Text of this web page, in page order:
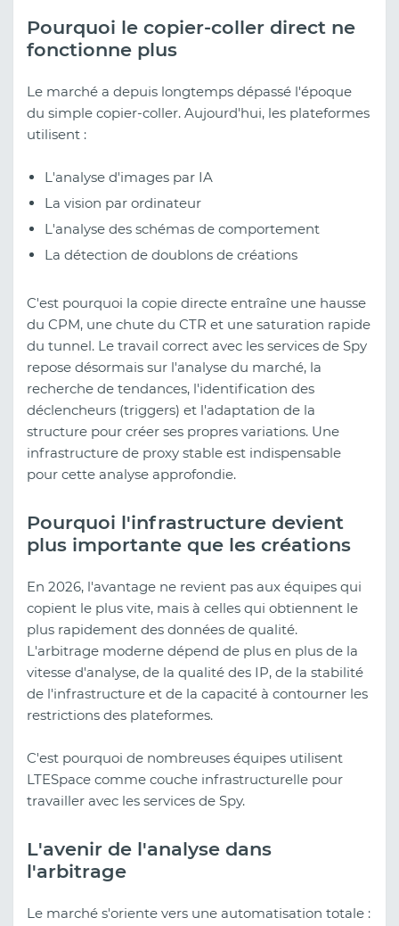
Pourquoi le copier-coller direct ne
fonctionne plus
Le marché a depuis longtemps dépassé l'époque
du simple copier-coller. Aujourd'hui, les plateformes
utilisent :
L'analyse d'images par IA
La vision par ordinateur
L'analyse des schémas de comportement
La détection de doublons de créations
C'est pourquoi la copie directe entraîne une hausse
du CPM, une chute du CTR et une saturation rapide
du tunnel. Le travail correct avec les services de Spy
repose désormais sur l'analyse du marché, la
recherche de tendances, l'identification des
déclencheurs (triggers) et l'adaptation de la
structure pour créer ses propres variations. Une
infrastructure de proxy stable est indispensable
pour cette analyse approfondie.
Pourquoi l'infrastructure devient
plus importante que les créations
En 2026, l'avantage ne revient pas aux équipes qui
copient le plus vite, mais à celles qui obtiennent le
plus rapidement des données de qualité.
L'arbitrage moderne dépend de plus en plus de la
vitesse d'analyse, de la qualité des IP, de la stabilité
de l'infrastructure et de la capacité à contourner les
restrictions des plateformes.
C'est pourquoi de nombreuses équipes utilisent
LTESpace comme couche infrastructurelle pour
travailler avec les services de Spy.
L'avenir de l'analyse dans
l'arbitrage
Le marché s'oriente vers une automatisation totale :